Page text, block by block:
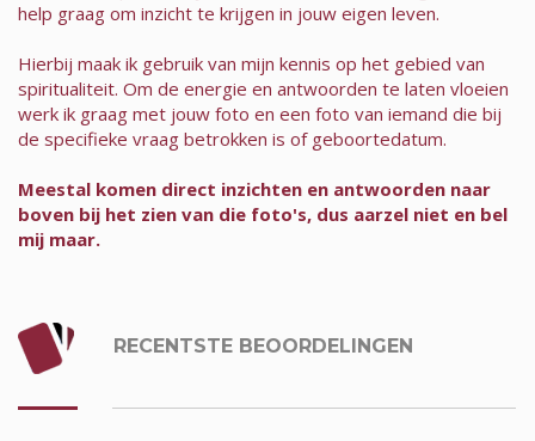
help graag om inzicht te krijgen in jouw eigen leven.
Hierbij maak ik gebruik van mijn kennis op het gebied van
spiritualiteit. Om de energie en antwoorden te laten vloeien
werk ik graag met jouw foto en een foto van iemand die bij
de specifieke vraag betrokken is of geboortedatum.
Meestal komen direct inzichten en antwoorden naar
boven bij het zien van die foto's, dus aarzel niet en bel
mij maar.
RECENTSTE BEOORDELINGEN